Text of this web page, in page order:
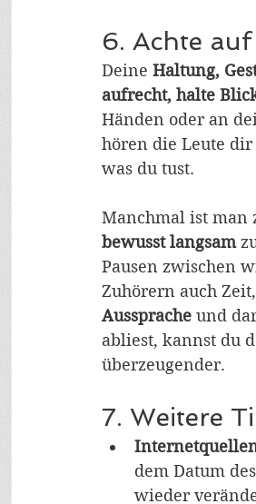
6. Achte
Deine Haltung,
aufrecht, halte
Händen oder an
hören die Leute
was du tust.
Manchmal ist man
bewusst langsam
Pausen zwischen
Zuhörern auch
Aussprache und
abliest, kannst du
überzeugender.
7. Weitere
dem Datum
wieder